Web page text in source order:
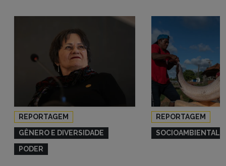
REPORTAGEM
GÊNERO E DIVERSIDADE
PODER
REPORTAGEM
SOCIOAMBIENTAL